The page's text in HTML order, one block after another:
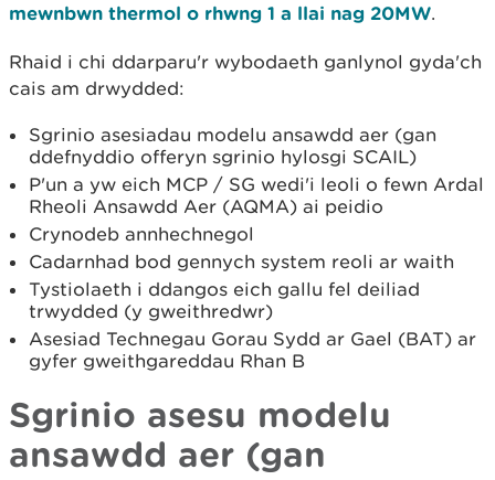
mewnbwn thermol o rhwng 1 a llai nag 20MW.
Rhaid i chi ddarparu'r wybodaeth ganlynol gyda'ch
cais am drwydded:
Sgrinio asesiadau modelu ansawdd aer (gan
ddefnyddio offeryn sgrinio hylosgi SCAIL)
P'un a yw eich MCP / SG wedi'i leoli o fewn Ardal
Rheoli Ansawdd Aer (AQMA) ai peidio
Crynodeb annhechnegol
Cadarnhad bod gennych system reoli ar waith
Tystiolaeth i ddangos eich gallu fel deiliad
trwydded (y gweithredwr)
Asesiad Technegau Gorau Sydd ar Gael (BAT) ar
gyfer gweithgareddau Rhan B
Sgrinio asesu modelu
ansawdd aer (gan